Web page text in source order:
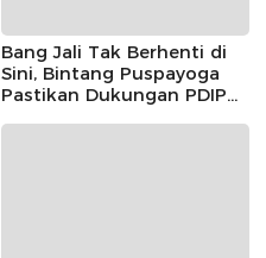
Bang Jali Tak Berhenti di
Sini, Bintang Puspayoga
Pastikan Dukungan PDIP